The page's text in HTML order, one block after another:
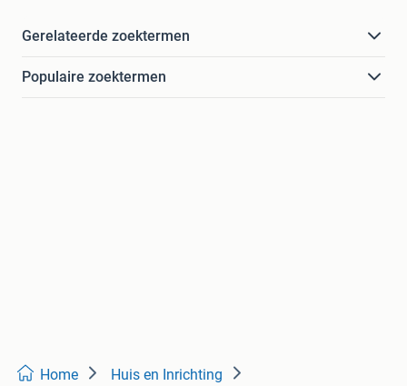
Gerelateerde zoektermen
Populaire zoektermen
Home Huis en Inrichting